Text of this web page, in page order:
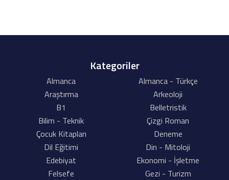
Kategoriler
Almanca
Almanca - Türkçe
Araştırma
Arkeoloji
B1
Belletristik
Bilim - Teknik
Çizgi Roman
Çocuk Kitapları
Deneme
Dil Eğitimi
Din - Mitoloji
Edebiyat
Ekonomi - İşletme
Felsefe
Gezi - Turizm